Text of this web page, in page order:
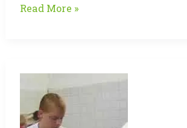
Normas
para
Industria
Gráfica
Read More »